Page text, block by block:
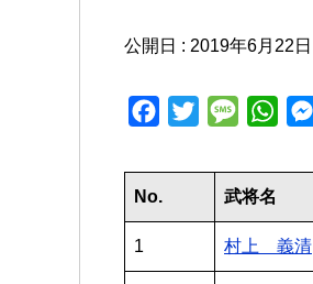
公開日 : 2019年6月22日
c
e
i
M
s
s
W
a
s
No. 武将名
1 村上 義清